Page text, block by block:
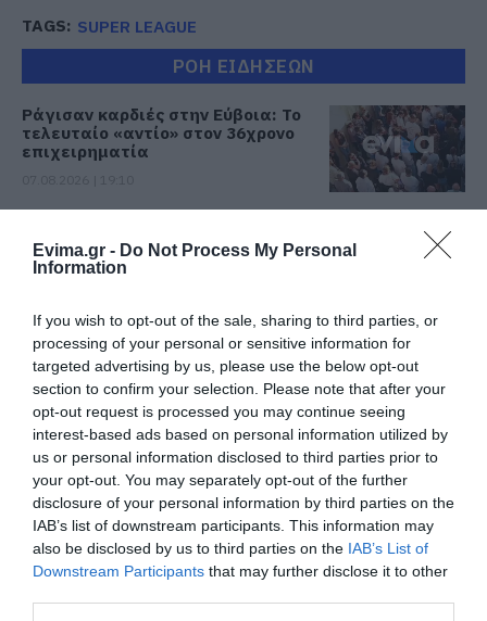
Evima.gr - Do Not Process My Personal
Information
If you wish to opt-out of the sale, sharing to third parties, or
processing of your personal or sensitive information for
targeted advertising by us, please use the below opt-out
section to confirm your selection. Please note that after your
opt-out request is processed you may continue seeing
interest-based ads based on personal information utilized by
us or personal information disclosed to third parties prior to
your opt-out. You may separately opt-out of the further
disclosure of your personal information by third parties on the
IAB’s list of downstream participants. This information may
also be disclosed by us to third parties on the IAB’s List of
Downstream Participants that may further disclose it to other
TAGS: SUPER LEAGUE
ΡΟΗ ΕΙΔΗΣΕΩΝ
Ράγισαν καρδιές στην Εύβοια: Το
τελευταίο «αντίο» στον 36χρονο
επιχειρηματία
σπουδαστές: Οι δικαιούχοι
07.08.2026 | 19:00
Αυτός ο δήμος της Εύβοιας πάει
στα δικαστήρια για τις
ανεμογεννήτριες
07.08.2026 | 18:40
Τραγική κατάληξη είχε η
θαλάσσια εκδρομή για 57χρονο
τουρίστα
07.08.2026 | 18:20
Βαρύ πένθος για τον εκπαιδευτικό
ζωή